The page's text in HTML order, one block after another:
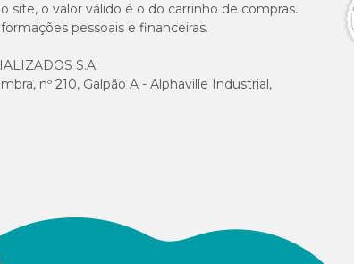
site, o valor válido é o do carrinho de compras.
pessoais e financeiras.
S.A.
nº 210, Galpão A - Alphaville Industrial,